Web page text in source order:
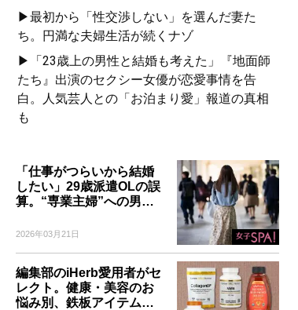
▶最初から「性交渉しない」を選んだ妻た
ち。円満な夫婦生活が続くナゾ
▶「23歳上の男性と結婚も考えた」『地面師
たち』出演のセクシー女優が恋愛事情を告
白。人気芸人との「お泊まり愛」報道の真相
も
「仕事がつらいから結婚
したい」29歳派遣OLの誤
算。“専業主婦”への男…
2026年03月21日
編集部のiHerb愛用者がセ
レクト。健康・美容のお
悩み別、鉄板アイテム…